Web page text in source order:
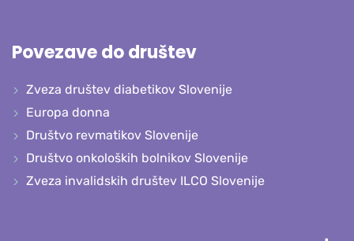
Povezave do društev
Zveza društev diabetikov Slovenije
Europa donna
Društvo revmatikov Slovenije
Društvo onkoloških bolnikov Slovenije
Zveza invalidskih društev ILCO Slovenije